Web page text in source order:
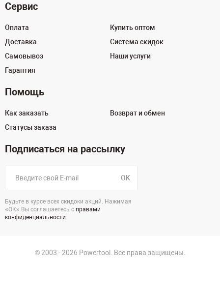
Сервис
Оплата
Доставка
Самовывоз
Гарантия
Купить оптом
Система скидок
Наши услуги
Помощь
Как заказать
Статусы заказа
Возврат и обмен
Подписаться на рассылку
OK
Будьте в курсе всех скидоки акций. Нажимая
«ОК» Вы соглашаетесь с правами
конфиденциальности.
© 2003 - 2026 Powertool. Все права защищены.